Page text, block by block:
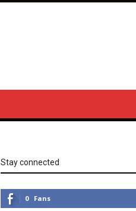
Stay connected
0 Fans